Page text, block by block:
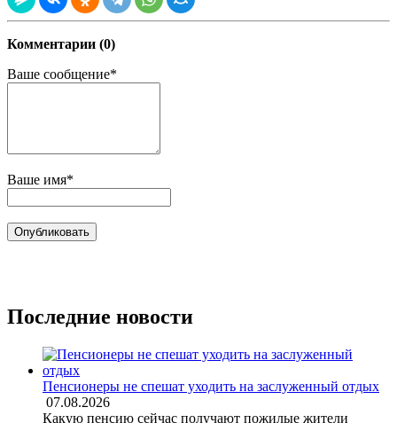
Комментарии (0)
Ваше сообщение*
Ваше имя*
Последние новости
Пенсионеры не спешат уходить на заслуженный отдых
07.08.2026
Какую пенсию сейчас получают пожилые жители